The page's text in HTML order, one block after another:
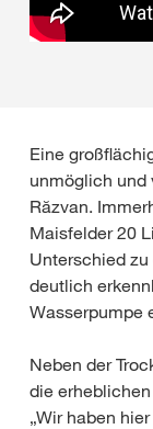
Eine
unmöglich und
Răzvan.
Maisfelder 20
Unterschied
deutlich
Wasserpumpe
Neben der
die
„Wir haben